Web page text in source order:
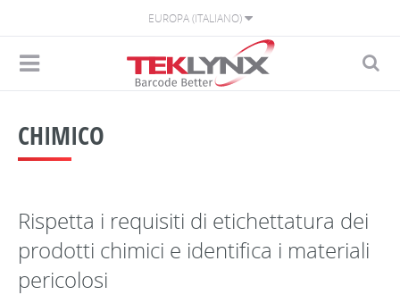
EUROPA (ITALIANO)
CHIMICO
Rispetta i requisiti di etichettatura dei
prodotti chimici e identifica i materiali
pericolosi